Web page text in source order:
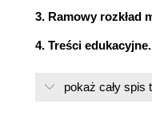
3. Ramowy rozkład
4. Treści
pokaż cały spis